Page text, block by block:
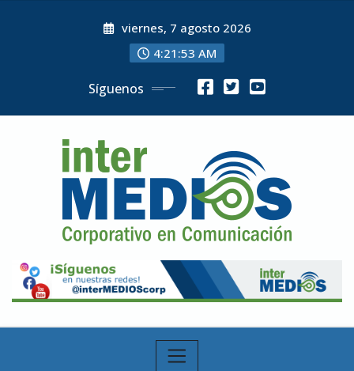
viernes, 7 agosto 2026
4:21:55 AM
Síguenos